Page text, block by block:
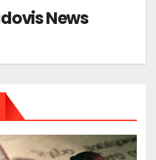
News